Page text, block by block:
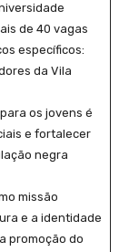
de 40 vagas
específicos:
da Vila
os jovens é
e fortalecer
negra
missão
e a identidade
promoção do